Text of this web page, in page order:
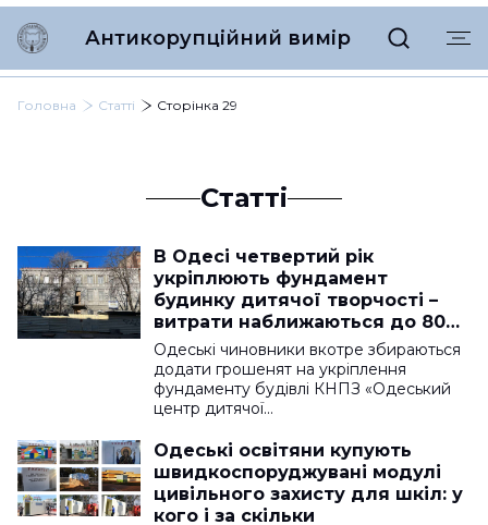
Антикорупційний вимір
Головна Статті Сторінка 29
Статті
В Одесі четвертий рік
укріплюють фундамент
будинку дитячої творчості –
витрати наближаються до 80
мільйонів
Одеські чиновники вкотре збираються
додати грошенят на укріплення
фундаменту будівлі КНПЗ «Одеський
центр дитячої…
Одеські освітяни купують
швидкоспоруджувані модулі
цивільного захисту для шкіл: у
кого і за скільки